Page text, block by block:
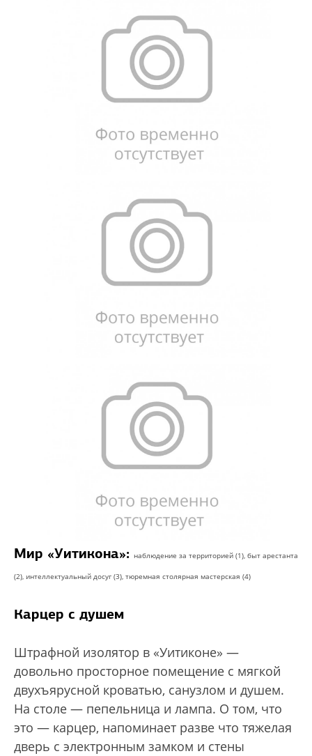
Мир «Уитикона»: наблюдение за территорией (1), быт арестанта
(2), интеллектуальный досуг (3), тюремная столярная мастерская (4)
Карцер с душем
Штрафной изолятор в «Уитиконе» —
довольно просторное помещение с мягкой
двухъярусной кроватью, санузлом и душем.
На столе — пепельница и лампа. О том, что
это — карцер, напоминает разве что тяжелая
дверь с электронным замком и стены